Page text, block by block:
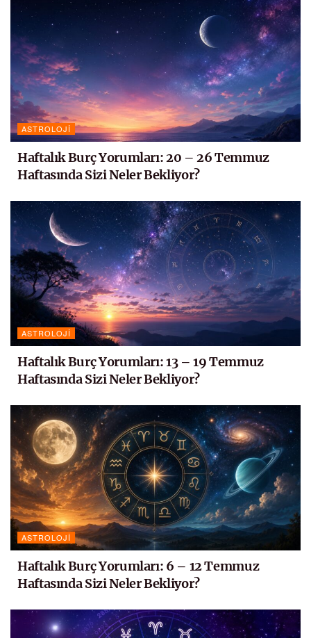
ASTROLOJI
Haftalık Burç Yorumları: 20 – 26 Temmuz
Haftasında Sizi Neler Bekliyor?
ASTROLOJI
Haftalık Burç Yorumları: 13 – 19 Temmuz
Haftasında Sizi Neler Bekliyor?
ASTROLOJI
Haftalık Burç Yorumları: 6 – 12 Temmuz
Haftasında Sizi Neler Bekliyor?